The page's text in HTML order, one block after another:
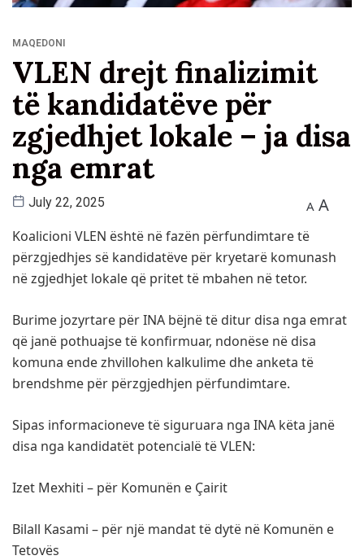
MAQEDONI
VLEN drejt finalizimit
të kandidatëve për
zgjedhjet lokale – ja disa
nga emrat
July 22, 2025 A A
Koalicioni VLEN është në fazën përfundimtare të
përzgjedhjes së kandidatëve për kryetarë komunash
në zgjedhjet lokale që pritet të mbahen në tetor.
Burime jozyrtare për INA bëjnë të ditur disa nga emrat
që janë pothuajse të konfirmuar, ndonëse në disa
komuna ende zhvillohen kalkulime dhe anketa të
brendshme për përzgjedhjen përfundimtare.
Sipas informacioneve të siguruara nga INA këta janë
disa nga kandidatët potencialë të VLEN:
Izet Mexhiti – për Komunën e Çairit
Bilall Kasami – për një mandat të dytë në Komunën e
Tetovës